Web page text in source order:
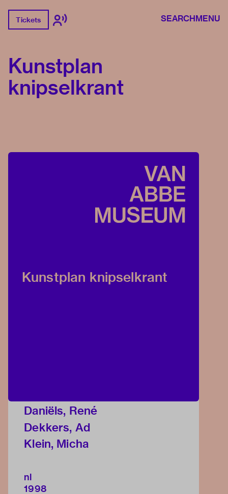
Tickets SEARCHMENU
Kunstplan
knipselkrant
Kunstplan knipselkrant
Daniëls, René
Dekkers, Ad
Klein, Micha
nl
1998